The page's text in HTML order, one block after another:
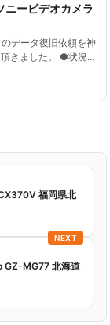
ービデオカメラ
データ復旧依頼を神
きました。 ●状況
復元処理の結果 ７
ファイル、総再生
福岡県北
NEXT
GZ-MG77 北海道